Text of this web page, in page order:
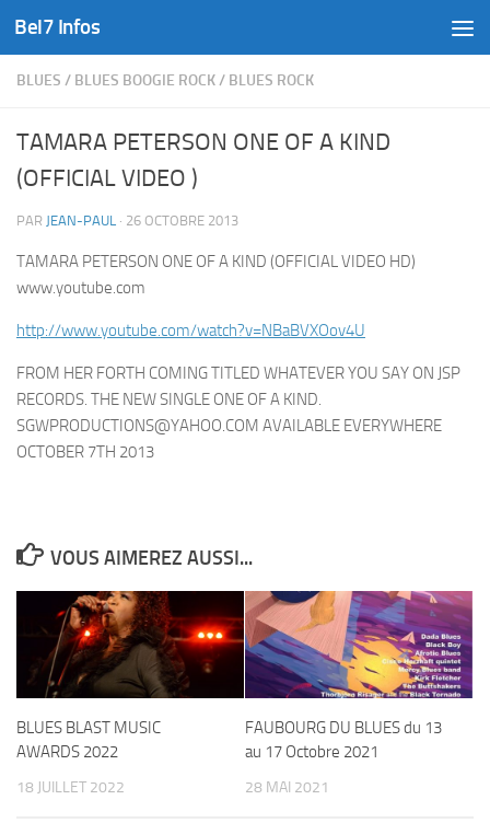
Skip to content
Bel7 Infos
BLUES / BLUES BOOGIE ROCK/ BLUES ROCK
TAMARA PETERSON ONE OF A KIND
(OFFICIAL VIDEO )
PAR JEAN-PAUL · 26 OCTOBRE 2013
TAMARA PETERSON ONE OF A KIND (OFFICIAL VIDEO HD)
www.youtube.com
http://www.youtube.com/watch?v=NBaBVXOov4U
FROM HER FORTH COMING TITLED WHATEVER YOU SAY ON JSP
RECORDS. THE NEW SINGLE ONE OF A KIND.
SGWPRODUCTIONS@YAHOO.COM AVAILABLE EVERYWHERE
OCTOBER 7TH 2013
VOUS AIMEREZ AUSSI...
BLUES BLAST MUSIC
AWARDS 2022
18 JUILLET 2022
FAUBOURG DU BLUES du 13
au 17 Octobre 2021
28 MAI 2021